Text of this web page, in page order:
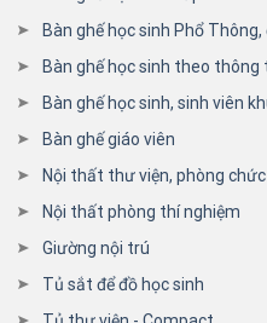
Bàn ghế học sinh Phổ
Bàn ghế học sinh theo thông
Bàn ghế học sinh, sinh viên
Bàn ghế giáo viên
Nội thất thư viện, phòng
Nội thất phòng thí nghiệm
Giường nội trú
Tủ sắt để đồ học sinh